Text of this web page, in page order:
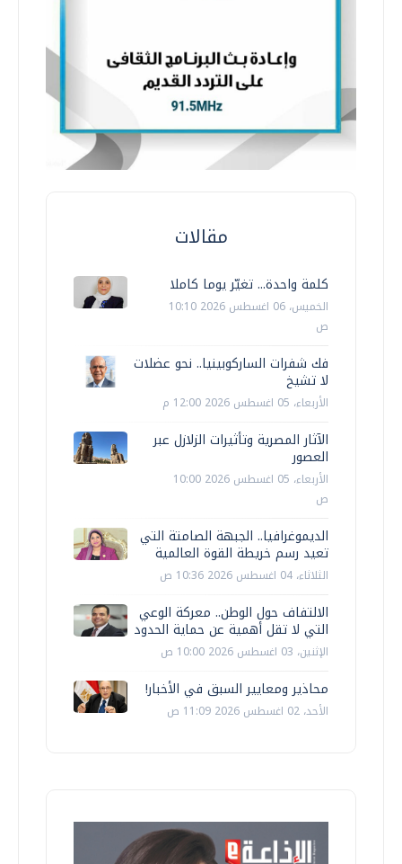
مقالات
كلمة واحدة... تغيّر يوما كاملا
الخميس، 06 اغسطس 2026 10:10
ص
فك شفرات الساركوبينيا.. نحو عضلات
لا تشيخ
الأربعاء، 05 اغسطس 2026 12:00 م
الآثار المصرية وتأثيرات الزلازل عبر
العصور
الأربعاء، 05 اغسطس 2026 10:00
ص
الديموغرافيا.. الجبهة الصامتة التي
تعيد رسم خريطة القوة العالمية
الثلاثاء، 04 اغسطس 2026 10:36 ص
الالتفاف حول الوطن.. معركة الوعي
التي لا تقل أهمية عن حماية الحدود
الإثنين، 03 اغسطس 2026 10:00 ص
محاذير ومعايير السبق في الأخبار!
الأحد، 02 اغسطس 2026 11:09 ص